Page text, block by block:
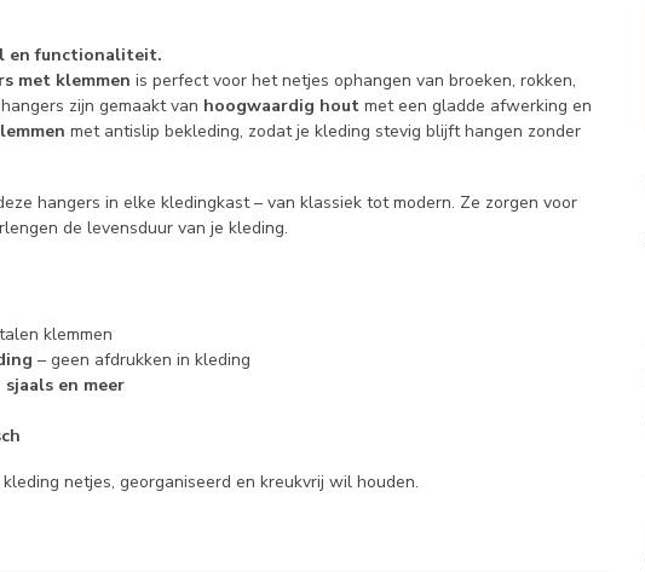
en functionaliteit.
met klemmen is perfect voor het netjes ophangen van broeken, rokken,
zijn gemaakt van hoogwaardig hout met een gladde afwerking en
met antislip bekleding, zodat je kleding stevig blijft hangen zonder
hangers in elke kledingkast – van klassiek tot modern. Ze zorgen voor
de levensduur van je kleding.
klemmen
– geen afdrukken in kleding
en meer
netjes, georganiseerd en kreukvrij wil houden.